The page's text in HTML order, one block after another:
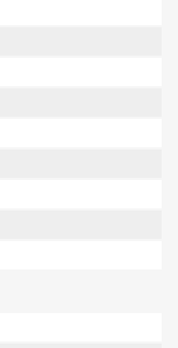
zgody osoby
prawo do
podstawie
skargi jest